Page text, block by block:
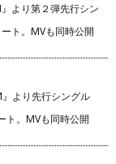
より第２弾先行シン
ト。MVも同時公開
より先行シングル
ト。MVも同時公開